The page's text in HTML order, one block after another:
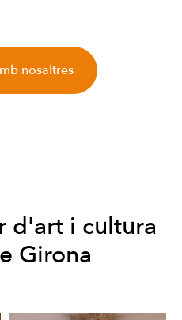
nosaltres
d'art i cultura
Girona